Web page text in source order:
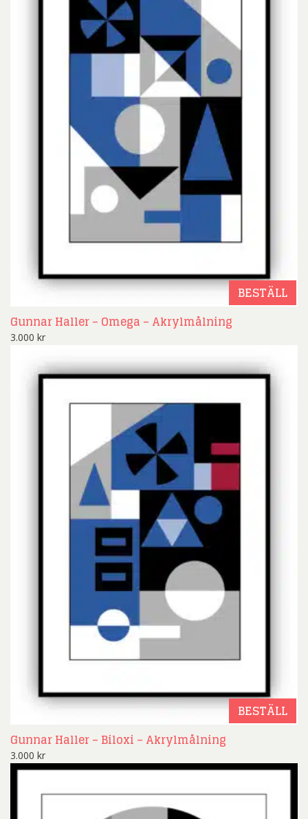
BESTÄLL
Gunnar Haller – Omega – Akrylmålning
3.000 kr
BESTÄLL
Gunnar Haller – Biloxi – Akrylmålning
3.000 kr